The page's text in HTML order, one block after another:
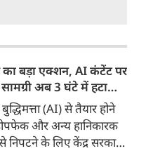
बड़ा एक्शन, AI कंटेंट पर
अब 3 घंटे में हटानी
पछताएंगे
बुद्धिमत्ता (AI) से तैयार होने
और अन्य हानिकारक
निपटने के लिए केंद्र सरकार